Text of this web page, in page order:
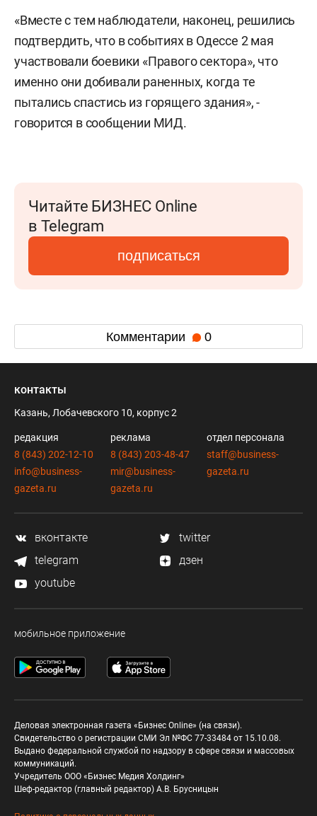
«Вместе с тем наблюдатели, наконец, решились
подтвердить, что в событиях в Одессе 2 мая
участвовали боевики «Правого сектора», что
именно они добивали раненных, когда те
пытались спастись из горящего здания», -
говорится в сообщении МИД.
Читайте БИЗНЕС Online
в Telegram
подписаться
Комментарии 0
контакты
Казань, Лобачевского 10, корпус 2
редакция
8 (843) 202-12-10
info@business-
gazeta.ru
реклама
8 (843) 203-48-47
mir@business-
gazeta.ru
отдел персонала
staff@business-
gazeta.ru
вконтакте
twitter
telegram
дзен
youtube
мобильное приложение
Деловая электронная газета «Бизнес Online» (на связи).
Свидетельство о регистрации СМИ Эл №ФС 77-33484 от 15.10.08.
Выдано федеральной службой по надзору в сфере связи и массовых
коммуникаций.
Учредитель ООО «Бизнес Медия Холдинг»
Шеф-редактор (главный редактор) А.В. Брусницын